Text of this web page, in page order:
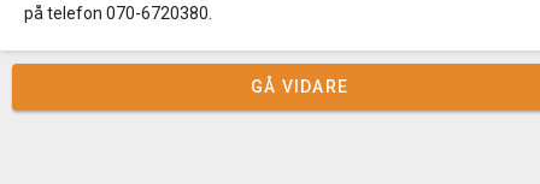
på telefon 070-6720380.
GÅ VIDARE